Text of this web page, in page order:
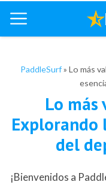
PaddleSurf» Lo más
Lo
Explorando
del
¡Bienvenidos a